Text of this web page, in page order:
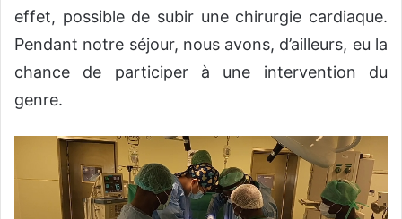
effet, possible de subir une chirurgie cardiaque.
Pendant notre séjour, nous avons, d’ailleurs, eu la
chance de participer à une intervention du
genre.